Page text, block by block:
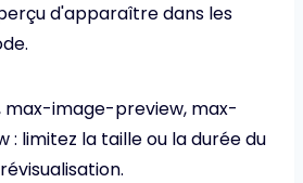
d'apparaître dans les
image-preview, max-
: limitez la taille ou la durée du